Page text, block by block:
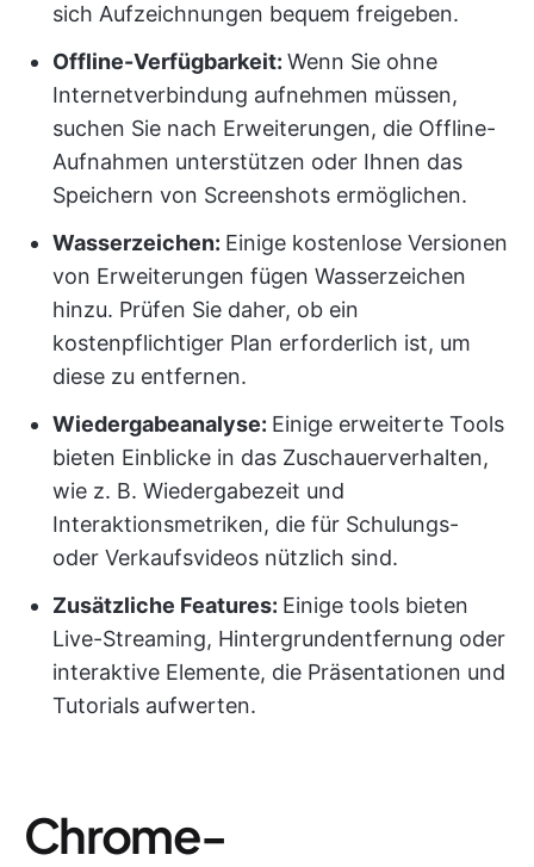
sich Aufzeichnungen bequem freigeben.
Offline-Verfügbarkeit: Wenn Sie ohne
Internetverbindung aufnehmen müssen,
suchen Sie nach Erweiterungen, die Offline-
Aufnahmen unterstützen oder Ihnen das
Speichern von Screenshots ermöglichen.
Wasserzeichen: Einige kostenlose Versionen
von Erweiterungen fügen Wasserzeichen
hinzu. Prüfen Sie daher, ob ein
kostenpflichtiger Plan erforderlich ist, um
diese zu entfernen.
Wiedergabeanalyse: Einige erweiterte Tools
bieten Einblicke in das Zuschauerverhalten,
wie z. B. Wiedergabezeit und
Interaktionsmetriken, die für Schulungs-
oder Verkaufsvideos nützlich sind.
Zusätzliche Features: Einige tools bieten
Live-Streaming, Hintergrundentfernung oder
interaktive Elemente, die Präsentationen und
Tutorials aufwerten.
Chrome-